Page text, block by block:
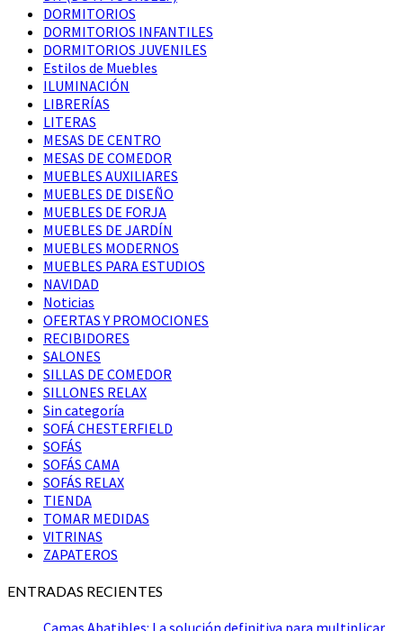
DORMITORIOS
DORMITORIOS INFANTILES
DORMITORIOS JUVENILES
Estilos de Muebles
ILUMINACIÓN
LIBRERÍAS
LITERAS
MESAS DE CENTRO
MESAS DE COMEDOR
MUEBLES AUXILIARES
MUEBLES DE DISEÑO
MUEBLES DE FORJA
MUEBLES DE JARDÍN
MUEBLES MODERNOS
MUEBLES PARA ESTUDIOS
NAVIDAD
Noticias
OFERTAS Y PROMOCIONES
RECIBIDORES
SALONES
SILLAS DE COMEDOR
SILLONES RELAX
Sin categoría
SOFÁ CHESTERFIELD
SOFÁS
SOFÁS CAMA
SOFÁS RELAX
TIENDA
TOMAR MEDIDAS
VITRINAS
ZAPATEROS
ENTRADAS RECIENTES